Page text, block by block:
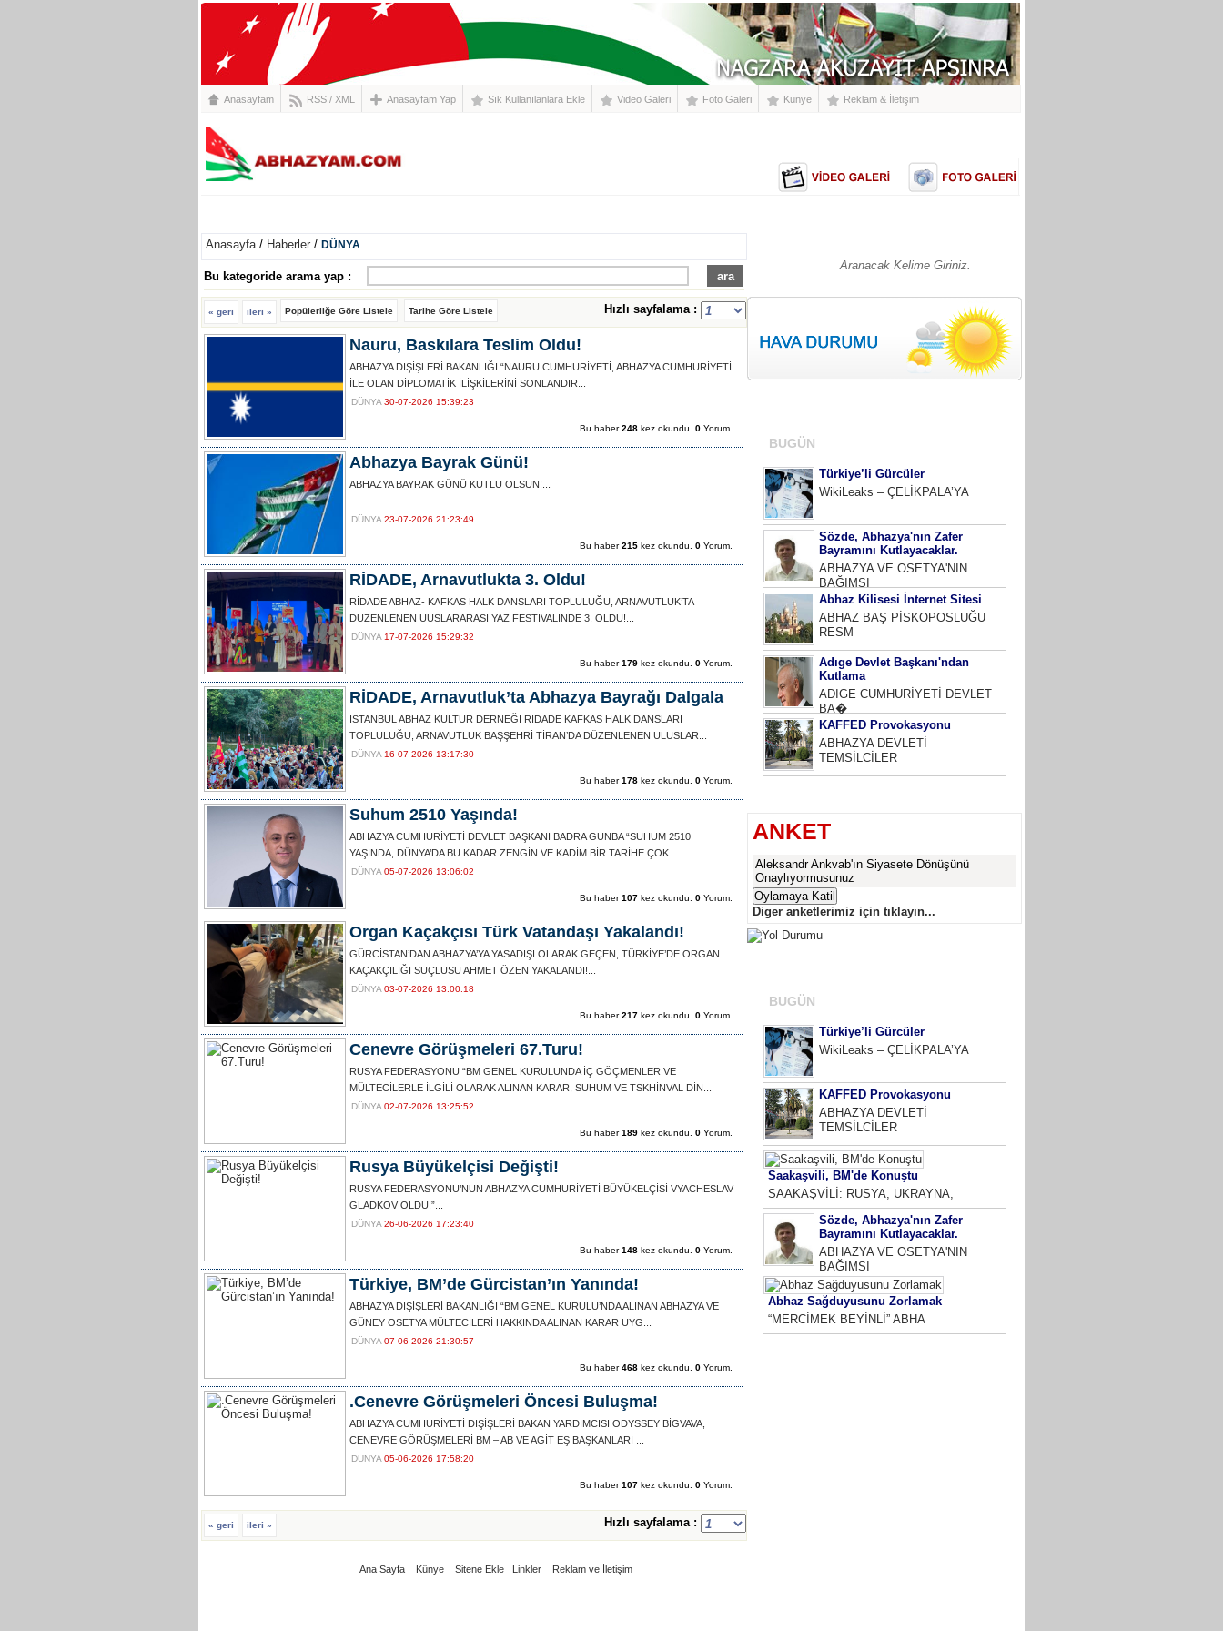
Anasayfam RSS / XML Anasayfam Yap Sık Kullanılanlara Ekle Video Galeri Foto Galeri Künye Reklam & İletişim
Anasayfa/ Haberler / DÜNYA
Bu kategoride arama yap :
« geri ileri » Popülerliğe Göre Listele Tarihe Göre Listele Hızlı sayfalama :
Nauru, Baskılara Teslim Oldu!
ABHAZYA DIŞİŞLERİ BAKANLIĞI “NAURU CUMHURİYETİ, ABHAZYA CUMHURİYETİ
İLE OLAN DİPLOMATİK İLİŞKİLERİNİ SONLANDIR...
DÜNYA 30-07-2026 15:39:23
Bu haber248 kez okundu. 0 Yorum.
Abhazya Bayrak Günü!
ABHAZYA BAYRAK GÜNÜ KUTLU OLSUN!...
DÜNYA 23-07-2026 21:23:49
Bu haber215 kez okundu. 0 Yorum.
RİDADE, Arnavutlukta 3. Oldu!
RİDADE ABHAZ- KAFKAS HALK DANSLARI TOPLULUĞU, ARNAVUTLUK’TA
DÜZENLENEN UUSLARARASI YAZ FESTİVALİNDE 3. OLDU!...
DÜNYA 17-07-2026 15:29:32
Bu haber179 kez okundu. 0 Yorum.
RİDADE, Arnavutluk’ta Abhazya Bayrağı Dalgala
İSTANBUL ABHAZ KÜLTÜR DERNEĞİ RİDADE KAFKAS HALK DANSLARI
TOPLULUĞU, ARNAVUTLUK BAŞŞEHRİ TİRAN’DA DÜZENLENEN ULUSLAR...
DÜNYA 16-07-2026 13:17:30
Bu haber178 kez okundu. 0 Yorum.
Suhum 2510 Yaşında!
ABHAZYA CUMHURİYETİ DEVLET BAŞKANI BADRA GUNBA “SUHUM 2510
YAŞINDA, DÜNYA’DA BU KADAR ZENGİN VE KADİM BİR TARİHE ÇOK...
DÜNYA 05-07-2026 13:06:02
Bu haber107 kez okundu. 0 Yorum.
Organ Kaçakçısı Türk Vatandaşı Yakalandı!
GÜRCİSTAN’DAN ABHAZYA’YA YASADIŞI OLARAK GEÇEN, TÜRKİYE’DE ORGAN
KAÇAKÇILIĞI SUÇLUSU AHMET ÖZEN YAKALANDI!...
DÜNYA 03-07-2026 13:00:18
Bu haber217 kez okundu. 0 Yorum.
Cenevre Görüşmeleri 67.Turu!
RUSYA FEDERASYONU “BM GENEL KURULUNDA İÇ GÖÇMENLER VE
MÜLTECİLERLE İLGİLİ OLARAK ALINAN KARAR, SUHUM VE TSKHİNVAL DİN...
DÜNYA 02-07-2026 13:25:52
Bu haber189 kez okundu. 0 Yorum.
Rusya Büyükelçisi Değişti!
RUSYA FEDERASYONU’NUN ABHAZYA CUMHURİYETİ BÜYÜKELÇİSİ VYACHESLAV
GLADKOV OLDU!”...
DÜNYA 26-06-2026 17:23:40
Bu haber148 kez okundu. 0 Yorum.
Türkiye, BM’de Gürcistan’ın Yanında!
ABHAZYA DIŞİŞLERİ BAKANLIĞI “BM GENEL KURULU’NDA ALINAN ABHAZYA VE
GÜNEY OSETYA MÜLTECİLERİ HAKKINDA ALINAN KARAR UYG...
DÜNYA 07-06-2026 21:30:57
Bu haber468 kez okundu. 0 Yorum.
.Cenevre Görüşmeleri Öncesi Buluşma!
ABHAZYA CUMHURİYETİ DIŞİŞLERİ BAKAN YARDIMCISI ODYSSEY BİGVAVA,
CENEVRE GÖRÜŞMELERİ BM – AB VE AGİT EŞ BAŞKANLARI ...
DÜNYA 05-06-2026 17:58:20
Bu haber107 kez okundu. 0 Yorum.
« geri ileri » Hızlı sayfalama :
BUGÜN
Türkiye’li Gürcüler
WikiLeaks – ÇELİKPALA’YA
Sözde, Abhazya'nın Zafer
Bayramını Kutlayacaklar.
ABHAZYA VE OSETYA'NIN
BAĞIMSI
Abhaz Kilisesi İnternet Sitesi
ABHAZ BAŞ PİSKOPOSLUĞU
RESM
Adıge Devlet Başkanı'ndan
Kutlama
ADIGE CUMHURİYETİ DEVLET
BA�
KAFFED Provokasyonu
ABHAZYA DEVLETİ
TEMSİLCİLER
ANKET
Aleksandr Ankvab'ın Siyasete Dönüşünü
Onaylıyormusunuz
Diger anketlerimiz için tıklayın...
BUGÜN
Türkiye’li Gürcüler
WikiLeaks – ÇELİKPALA’YA
KAFFED Provokasyonu
ABHAZYA DEVLETİ
TEMSİLCİLER
Saakaşvili, BM'de Konuştu
SAAKAŞVİLİ: RUSYA, UKRAYNA,
Sözde, Abhazya'nın Zafer
Bayramını Kutlayacaklar.
ABHAZYA VE OSETYA'NIN
BAĞIMSI
Abhaz Sağduyusunu Zorlamak
“MERCİMEK BEYİNLİ” ABHA
Ana Sayfa Künye Sitene Ekle Linkler Reklam ve İletişim